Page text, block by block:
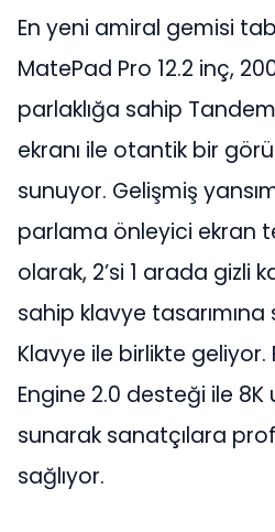
En yeni amiral gemisi
MatePad Pro 12.2 inç,
parlaklığa sahip
ekranı ile otantik bir
sunuyor. Gelişmiş
parlama önleyici ekran
olarak, 2’si 1 arada gizli
sahip klavye tasarımına
Klavye ile birlikte
Engine 2.0 desteği ile
sunarak sanatçılara
sağlıyor.